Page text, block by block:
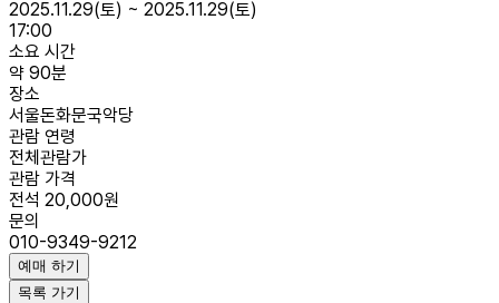
2025.11.29(토) ~ 2025.11.29(토)
17:00
소요 시간
약 90분
장소
서울돈화문국악당
관람 연령
전체관람가
관람 가격
전석 20,000원
문의
010-9349-9212
예매 하기
목록 가기